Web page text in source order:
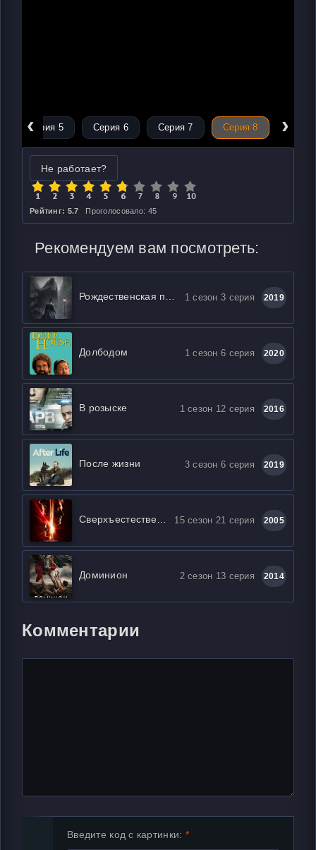
‹
Серия 5 Серия 6 Серия 7 Серия 8 ›
Не работает?
Рейтинг: 5.7 Проголосовало: 45
Рекомендуем вам посмотреть:
1 сезон 3 серия 2019
Долбодом 1 сезон 6 серия 2020
В розыске 1 сезон 12 серия 2016
После жизни 3 сезон 6 серия 2019
Сверхъестественное 15 сезон 21 серия 2005
Доминион 2 сезон 13 серия 2014
Комментарии
Введите код с картинки: